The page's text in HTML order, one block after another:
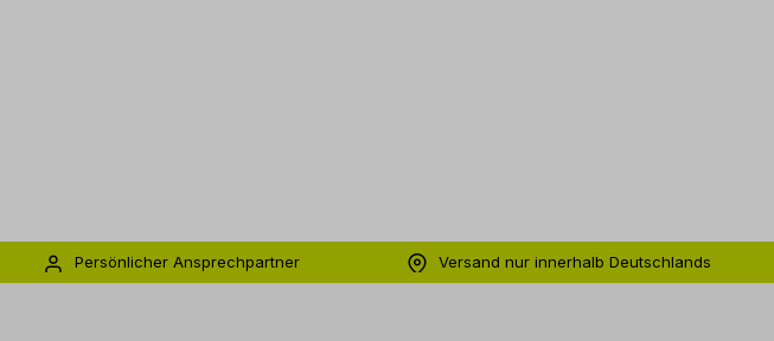
Persönlicher Ansprechpartner
Versand nur innerhalb Deutschlands